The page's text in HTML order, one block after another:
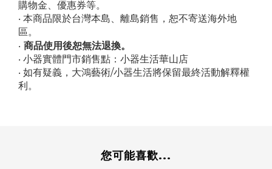
購物金、優惠券等。
‧ 本商品限於台灣本島、離島銷售，恕不寄送海外地
區。
‧ 商品使用後恕無法退換。
‧ 小器實體門市銷售點： 小器生活華山店
‧ 如有疑義，大鴻藝術/小器生活將保留最終活動解釋權
利。
您可能喜歡...